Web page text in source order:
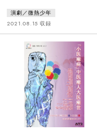
歴史と日本の戦後史の一断面を描
いた静かな演劇。2020年上演予定
だったがコロナで中止。座組を
持したまま翌年コロナ禍での上演
となった。
演劇／微熱少年
2021.08.15 収録